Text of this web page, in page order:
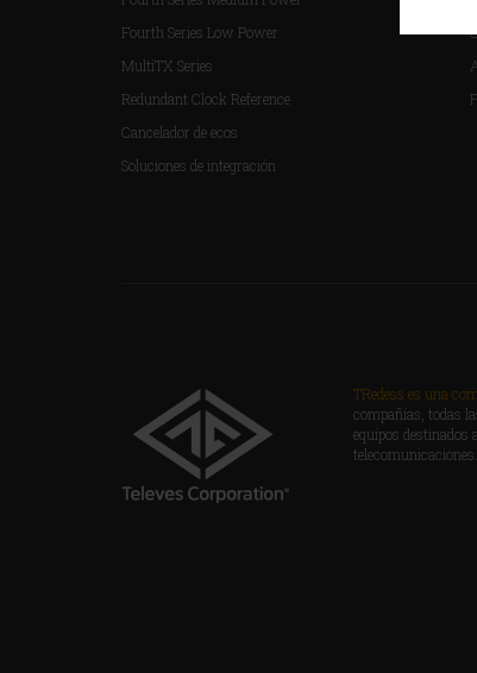
Fourth Series Low Power
MultiTX Series
Redundant Clock Reference
Cancelador de ecos
Soluciones de integración
TRedess es una
compañías, todas
equipos
telecomunicaciones.